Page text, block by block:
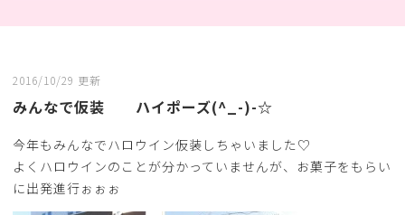
2016/10/29 更新
みんなで仮装 ハイポーズ(^_-)-☆
今年もみんなでハロウイン仮装しちゃいました♡
よくハロウインのことが分かっていませんが、お菓子をもらい
に出発進行ぉぉぉ